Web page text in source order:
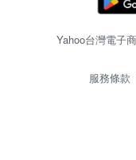
Yahoo台灣電子
服務條款